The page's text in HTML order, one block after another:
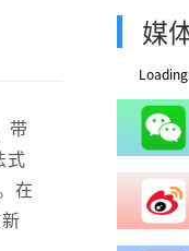
带
式
在
媒